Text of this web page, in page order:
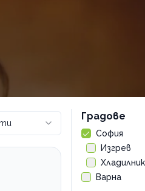
Градове
София
Изгрев
Варна